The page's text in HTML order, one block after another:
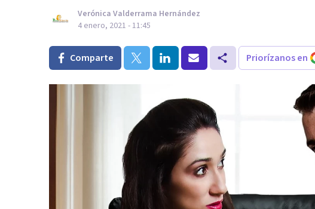
Verónica Valderrama Hernández
4 enero, 2021 - 11:45
Comparte Priorízanos en